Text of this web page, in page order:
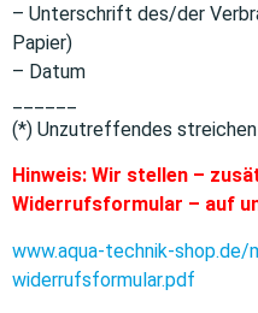
– Unterschrift des/der
Papier)
– Datum
(*) Unzutreffendes streichen
Hinweis: Wir stellen –
Widerrufsformular – auf
www.aqua-technik-shop.de/
widerrufsformular.pdf